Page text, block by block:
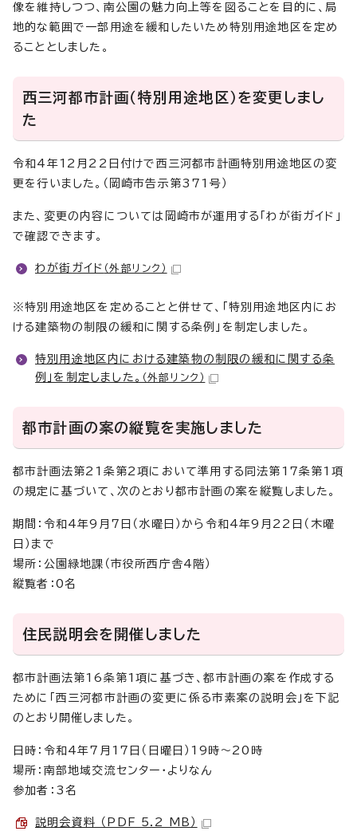
像を維持しつつ、南公園の魅力向上等を図ることを目的に、局
地的な範囲で一部用途を緩和したいため特別用途地区を定め
ることとしました。
西三河都市計画（特別用途地区）を変更しまし
た
令和4年12月22日付けで西三河都市計画特別用途地区の変
更を行いました。（岡崎市告示第371号）
また、変更の内容については岡崎市が運用する「わが街ガイド」
で確認できます。
わが街ガイド （外部リンク）
※特別用途地区を定めることと併せて、「特別用途地区内にお
ける建築物の制限の緩和に関する条例」を制定しました。
特別用途地区内における建築物の制限の緩和に関する条
例」を制定しました。 （外部リンク）
都市計画の案の縦覧を実施しました
都市計画法第21条第2項において準用する同法第17条第1項
の規定に基づいて、次のとおり都市計画の案を縦覧しました。
期間：令和4年9月7日（水曜日）から令和4年9月22日（木曜
日）まで
場所：公園緑地課（市役所西庁舎4階）
縦覧者：0名
住民説明会を開催しました
都市計画法第16条第1項に基づき、都市計画の案を作成する
ために「西三河都市計画の変更に係る市素案の説明会」を下記
のとおり開催しました。
日時：令和4年7月17日（日曜日）19時～20時
場所：南部地域交流センター・よりなん
参加者：3名
説明会資料 （PDF 5.2 MB）